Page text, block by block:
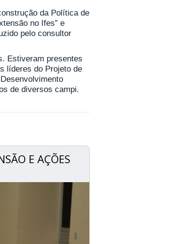
da Política de
no Ifes” e
pelo consultor
Estiveram presentes
líderes do Projeto de
de diversos campi.
E AÇÕES